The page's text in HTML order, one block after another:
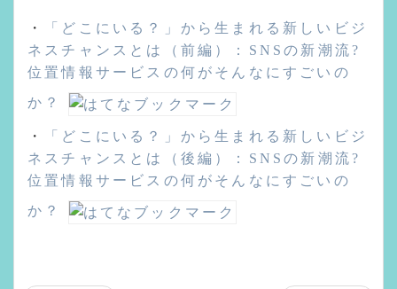
・
「どこにいる？」から生まれる新しいビジ
ネスチャンスとは（前編）：SNSの新潮流?
位置情報サービスの何がそんなにすごいの
か？
・
「どこにいる？」から生まれる新しいビジ
ネスチャンスとは（後編）：SNSの新潮流?
位置情報サービスの何がそんなにすごいの
か？